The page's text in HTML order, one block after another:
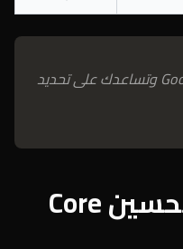
الأرقام تقريبية وفق إرشادات Google وتساعدك على تحديد
Checklist عملي لتحسين Core